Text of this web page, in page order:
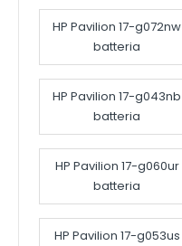
HP Pavilion 17-g072nw
batteria
HP Pavilion 17-g043nb
batteria
HP Pavilion 17-g060ur
batteria
HP Pavilion 17-g053us